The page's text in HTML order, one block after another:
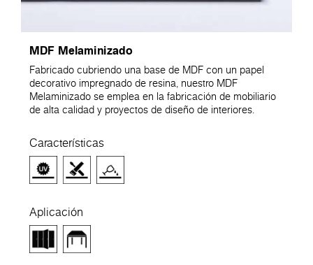
MDF Melaminizado
Fabricado cubriendo una base de MDF con un papel
decorativo impregnado de resina, nuestro MDF
Melaminizado se emplea en la fabricación de mobiliario
de alta calidad y proyectos de diseño de interiores.
Características
Aplicación